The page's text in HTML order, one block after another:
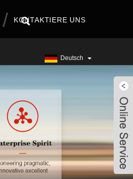
KONTAKTIERE UNS
Deutsch